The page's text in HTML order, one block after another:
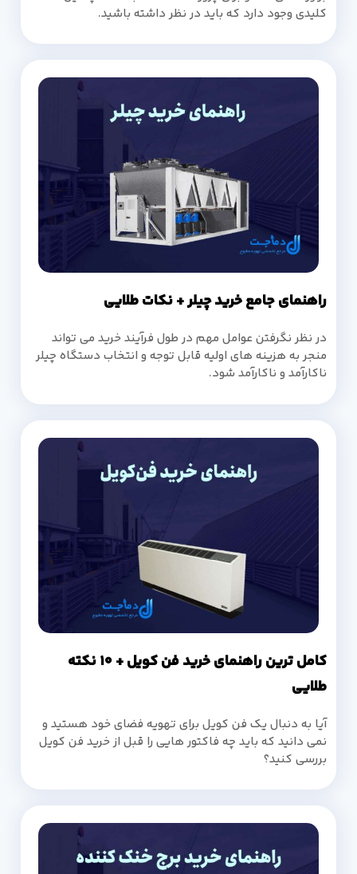
کلیدی وجود دارد که باید در نظر داشته باشید.
راهنمای جامع خرید چیلر + نکات طلایی
در نظر نگرفتن عوامل مهم در طول فرآیند خرید می تواند
منجر به هزینه های اولیه قابل توجه و انتخاب دستگاه چیلر
ناکارآمد و ناکارآمد شود.
کامل ترین راهنمای خرید فن کویل + 10 نکته
طلایی
آیا به دنبال یک فن کویل برای تهویه فضای خود هستید و
نمی دانید که باید چه فاکتور هایی را قبل از خرید فن کویل
بررسی کنید؟